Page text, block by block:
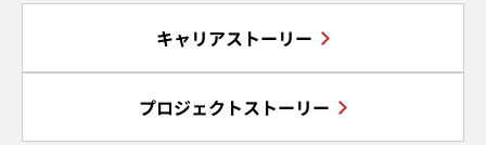
キャリアストーリー
プロジェクトストーリー